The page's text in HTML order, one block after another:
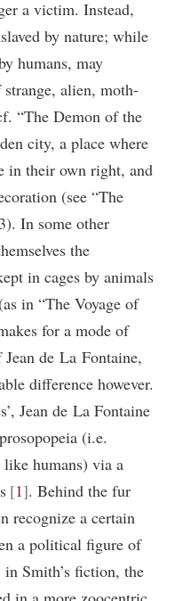
a victim. Instead,
by nature; while
humans, may
alien, moth-
“The Demon of the
city, a place where
in their own right, and
(see “The
In some other
the
in cages by animals
in “The Voyage of
for a mode of
de La Fontaine,
difference however.
Jean de La Fontaine
(i.e.
humans) via a
1 . Behind the fur
recognize a certain
a political figure of
in Smith’s fiction, the